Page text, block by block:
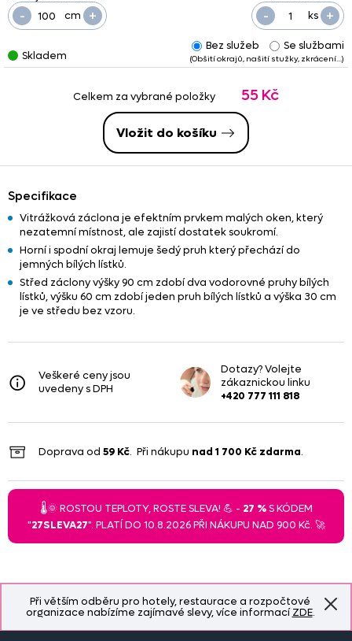
Při větším odběru pro hotely, restaurace a rozpočtové
organizace nabízíme zajímavé slevy, více informacíZDE.
cm +
- ks +
-
Skladem
Bez služeb Se službami
(Obšití okrajů, našití stužky, zkrácení…)
Celkem za vybrané položky 55 Kč
Vložit do košíku
Specifikace
Vitrážková záclona je efektním prvkem malých oken, který
nezatemní místnost, ale zajistí dostatek soukromí.
Horní i spodní okraj lemuje šedý pruh který přechází do
jemných bílých lístků.
Střed záclony výšky 90 cm zdobí dva vodorovné pruhy bílých
lístků, výšku 60 cm zdobí jeden pruh bílých lístků a výška 30 cm
je ve středu bez vzoru.
Veškeré ceny jsou
uvedeny s DPH
Dotazy? Volejte
zákaznickou linku
+420 777 111 818
Doprava od 59 Kč. Při nákupu nad 1 700 Kč zdarma.
🌡️🌞 ROSTOU TEPLOTY, ROSTE SLEVA! 💪 - 27 %S KÓDEM
"27SLEVA27". PLATÍ DO 10.8.2026 PŘI NÁKUPU NAD 900 Kč. 🚀